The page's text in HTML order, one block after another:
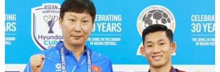
Bão Dolphin hướng vào miền Đông
Trung Quốc, cảnh báo mưa lớn trên
diện rộng
06/08/2026 08:36